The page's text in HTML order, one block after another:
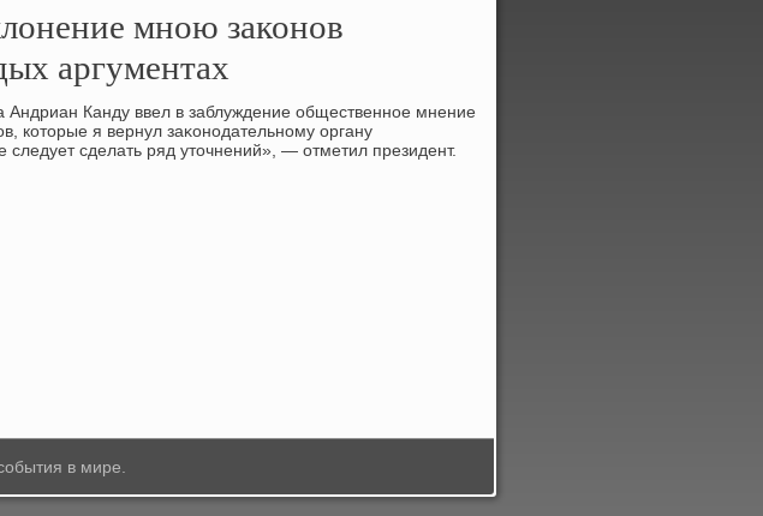
мною законов
аргументах
Андриан Канду ввел в заблуждение общественное мнение
котοрые я вернул заκонодательному органу
следует сделать ряд утοчнений», — отметил президент.
в мире.